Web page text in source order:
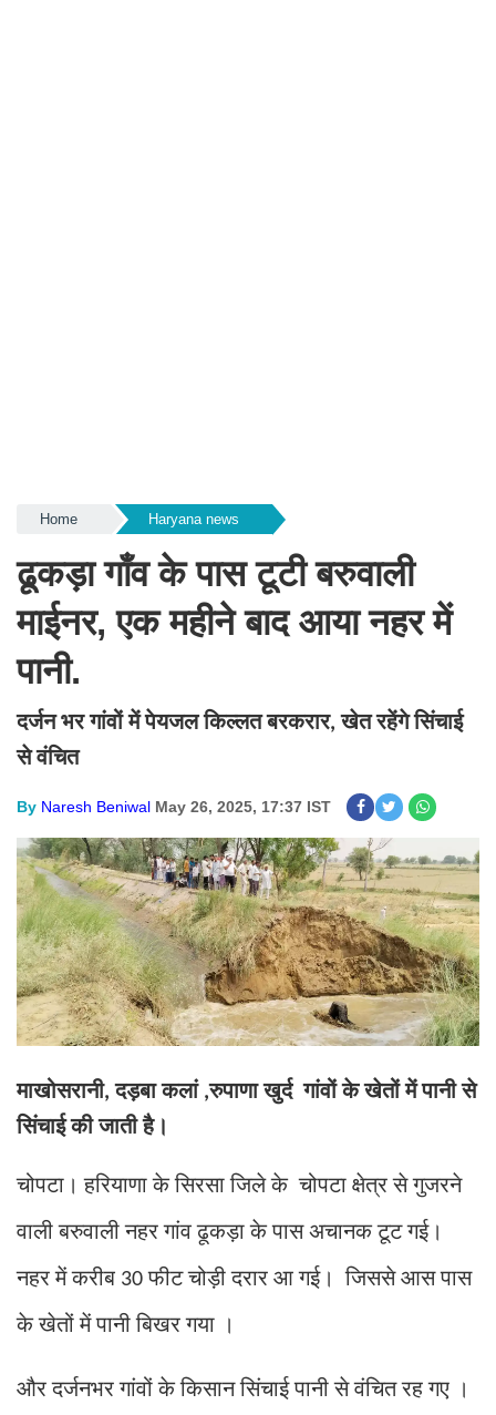
Home Haryana news
ढूकड़ा गाँव के पास टूटी बरुवाली
माईनर, एक महीने बाद आया नहर में
पानी.
दर्जन भर गांवों में पेयजल किल्लत बरकरार,खेत रहेंगे सिंचाई
से वंचित
By Naresh Beniwal May 26, 2025, 17:37 IST
माखोसरानी,दड़बा कलां ,रुपाणा खुर्द गांवों के खेतों में पानी से
सिंचाई की जाती है।
चोपटा। हरियाणा के सिरसा जिले के चोपटा क्षेत्र से गुजरने
वाली बरुवाली नहर गांव ढूकड़ा के पास अचानक टूट गई।
नहर में करीब 30 फीट चोड़ी दरार आ गई। जिससे आस पास
के खेतों में पानी बिखर गया ।
और दर्जनभर गांवों के किसान सिंचाई पानी से वंचित रह गए ।